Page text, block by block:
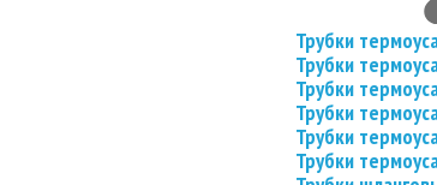
Трубки
Трубки
Трубки
Трубки
Трубки
Трубки